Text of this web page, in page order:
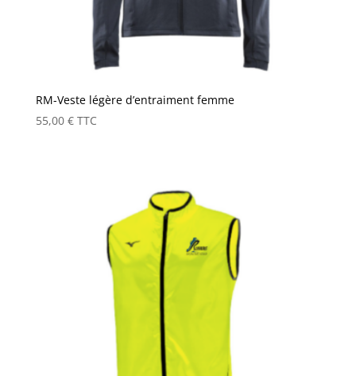
RM-Veste légère d’entraiment femme
55,00 € TTC